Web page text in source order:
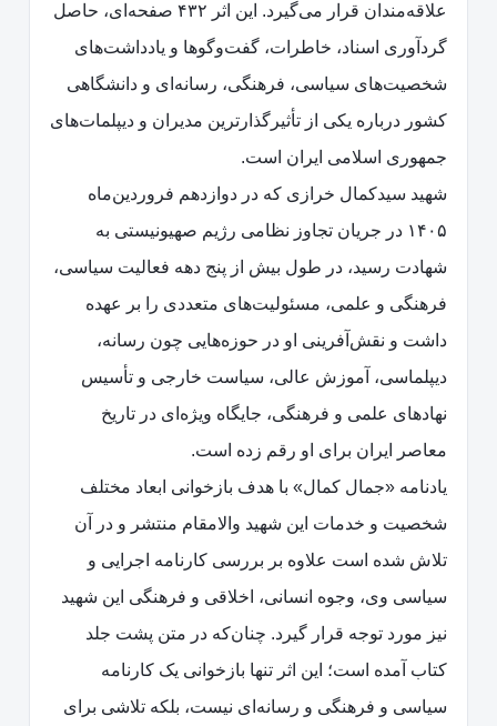
علاقه‌مندان قرار می‌گیرد. این اثر ۴۳۲ صفحه‌ای، حاصل
گردآوری اسناد، خاطرات، گفت‌وگوها و یادداشت‌های
شخصیت‌های سیاسی، فرهنگی، رسانه‌ای و دانشگاهی
کشور درباره یکی از تأثیرگذارترین مدیران و دیپلمات‌های
جمهوری اسلامی ایران است.
شهید سیدکمال خرازی که در دوازدهم فروردین‌ماه
۱۴۰۵ در جریان تجاوز نظامی رژیم صهیونیستی به
شهادت رسید، در طول بیش از پنج دهه فعالیت سیاسی،
فرهنگی و علمی، مسئولیت‌های متعددی را بر عهده
داشت و نقش‌آفرینی او در حوزه‌هایی چون رسانه،
دیپلماسی، آموزش عالی، سیاست خارجی و تأسیس
نهادهای علمی و فرهنگی، جایگاه ویژه‌ای در تاریخ
معاصر ایران برای او رقم زده است.
یادنامه «جمال کمال» با هدف بازخوانی ابعاد مختلف
شخصیت و خدمات این شهید والامقام منتشر و در آن
تلاش شده است علاوه بر بررسی کارنامه اجرایی و
سیاسی وی، وجوه انسانی، اخلاقی و فرهنگی این شهید
نیز مورد توجه قرار گیرد. چنان‌که در متن پشت جلد
کتاب آمده است؛ این اثر تنها بازخوانی یک کارنامه
سیاسی و فرهنگی و رسانه‌ای نیست، بلکه تلاشی برای